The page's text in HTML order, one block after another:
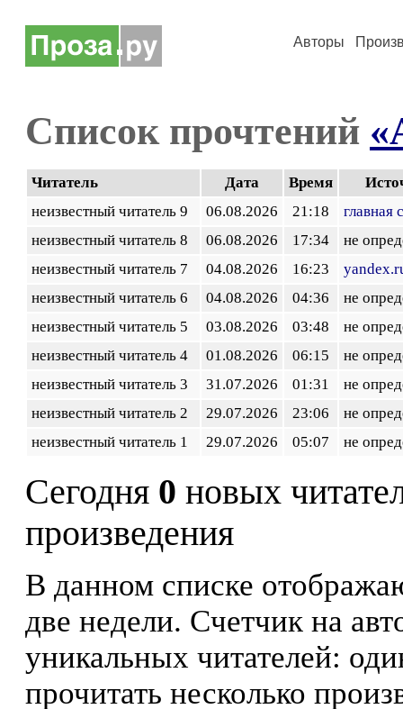
Авторы
Список прочтений
Читатель Дата Время
неизвестный читатель 9
06.08.2026 21:18
главная
неизвестный читатель 8
06.08.2026 17:34
не
неизвестный читатель 7
04.08.2026 16:23
неизвестный читатель 6
04.08.2026 04:36
не
неизвестный читатель 5
03.08.2026 03:48
не
неизвестный читатель 4
01.08.2026 06:15
не
неизвестный читатель 3
31.07.2026 01:31
не
неизвестный читатель 2
29.07.2026 23:06
не
неизвестный читатель 1
29.07.2026 05:07 не
Сегодня 0 новых
произведения
В данном списке
две недели. Счетчик на
уникальных читателей:
прочитать несколько